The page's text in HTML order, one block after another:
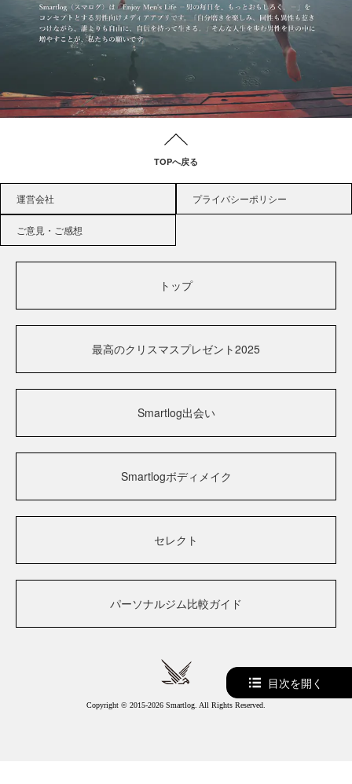
TOPへ戻る
運営会社 プライバシーポリシー
ご意見・ご感想
トップ
最高のクリスマスプレゼント2025
Smartlog出会い
Smartlogボディメイク
セレクト
パーソナルジム比較ガイド
Copyright © 2015-2026 Smartlog. All Rights Reserved.
目次を開く